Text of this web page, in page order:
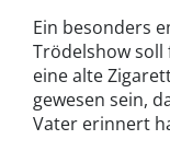
Ein besonders
Trödelshow
eine alte
gewesen sein,
Vater erinnert